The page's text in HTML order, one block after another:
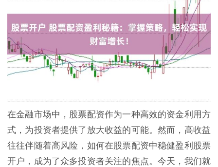
在金融市场中，股票配资作为一种高效的资金利用方
式，为投资者提供了放大收益的可能。然而，高收益
往往伴随着高风险，如何在股票配资中稳健盈利股票
开户，成为了众多投资者关注的焦点。今天，我们就